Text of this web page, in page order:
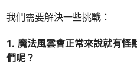
我們需要解決一些挑戰：
1. 魔法風雲會正常來說就有怪
們呢？